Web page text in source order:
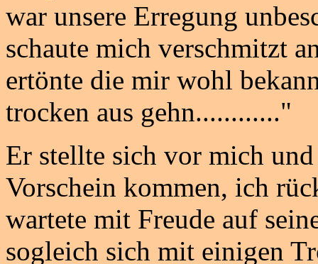
war unsere Erregung
schaute mich verschmitzt
ertönte die mir wohl
trocken aus gehn............"
Er stellte sich vor mich
Vorschein kommen, ich
wartete mit Freude auf
sogleich sich mit einigen